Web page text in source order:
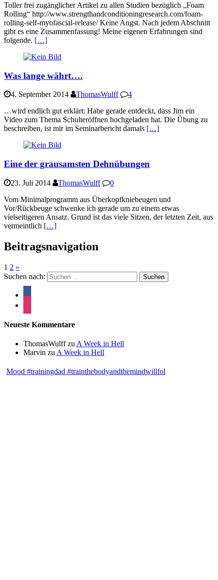
Toller frei zugänglicher Artikel zu allen Studien bezüglich „Foam
Rolling“ http://www.strengthandconditioningresearch.com/foam-
rolling-self-myofascial-release/ Keine Angst. Nach jedem Abschnitt
gibt es eine Zusammenfassung! Meine eigenen Erfahrungen sind
folgende. […]
Was lange währt….
4. September 2014 ThomasWulff
4
…wird endlich gut erklärt: Habe gerade entdeckt, dass Jim ein
Video zum Thema Schulteröffnen hochgeladen hat. Die Übung zu
beschreiben, ist mir im Seminarbericht damals […]
Eine der grausamsten Dehnübungen
23. Juli 2014 ThomasWulff
0
Vom Minimalprogramm aus Überkopfkniebeugen und
Vor/Rückbeuge schwenke ich gerade um zu einem etwas
vielseitigeren Ansatz. Grund ist das viele Sitzen, der letzten Zeit, aus
vermeintlich […]
Beitragsnavigation
1 2 »
Suchen nach:
Neueste Kommentare
ThomasWulffzu A Week in Hell
Marvin zu A Week in Hell
Mood #trainingdad #trainthebodyandthemindwillfol